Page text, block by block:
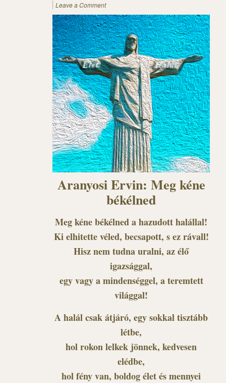
Leave a Comment
Aranyosi Ervin: Meg kéne
békélned
Meg kéne békélned a hazudott halállal!
Ki elhitette véled, becsapott, s ez rávall!
Hisz nem tudna uralni, az élő
igazsággal,
egy vagy a mindenséggel, a teremtett
világgal!
A halál csak átjáró, egy sokkal tisztább
létbe,
hol rokon lelkek jönnek, kedvesen
elédbe,
hol fény van, boldog élet és mennyei